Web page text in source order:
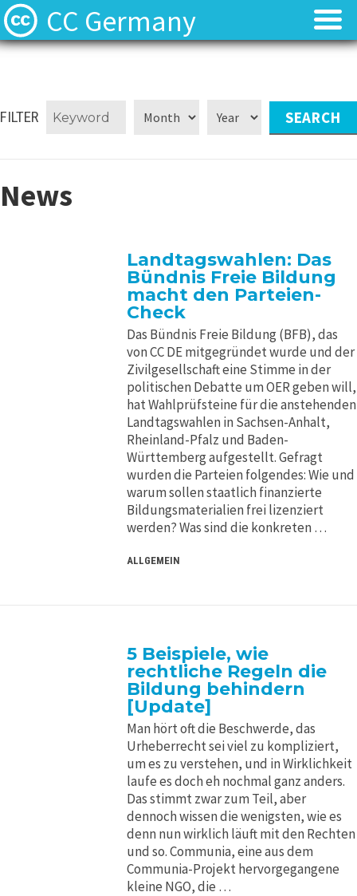
CC Germany
Kontakt
Kontakt
FILTER
News
Landtagswahlen: Das
Bündnis Freie Bildung
macht den Parteien-
Check
Das Bündnis Freie Bildung (BFB), das
von CC DE mitgegründet wurde und der
Zivilgesellschaft eine Stimme in der
politischen Debatte um OER geben will,
hat Wahlprüfsteine für die anstehenden
Landtagswahlen in Sachsen-Anhalt,
Rheinland-Pfalz und Baden-
Württemberg aufgestellt. Gefragt
wurden die Parteien folgendes: Wie und
warum sollen staatlich finanzierte
Bildungsmaterialien frei lizenziert
werden? Was sind die konkreten …
ALLGEMEIN
5 Beispiele, wie
rechtliche Regeln die
Bildung behindern
[Update]
Man hört oft die Beschwerde, das
Urheberrecht sei viel zu kompliziert,
um es zu verstehen, und in Wirklichkeit
laufe es doch eh nochmal ganz anders.
Das stimmt zwar zum Teil, aber
dennoch wissen die wenigsten, wie es
denn nun wirklich läuft mit den Rechten
und so. Communia, eine aus dem
Communia-Projekt hervorgegangene
kleine NGO, die …